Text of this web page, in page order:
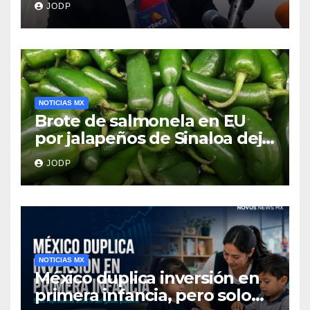
JODP
NOTICIAS MX
Brote de salmonela en EU
por jalapeños de Sinaloa deja
345 enfermos y 36
hospitalizados
JODP
NOTICIAS MX
México duplica inversión en
primera infancia, pero solo